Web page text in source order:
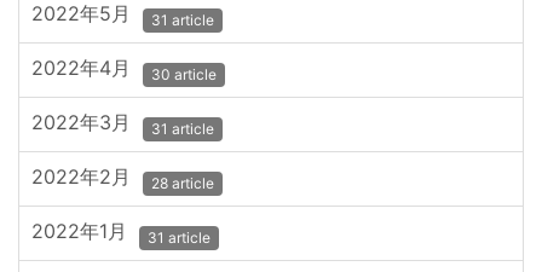
2022年5月 31 article
2022年4月 30 article
2022年3月 31 article
2022年2月 28 article
2022年1月 31 article